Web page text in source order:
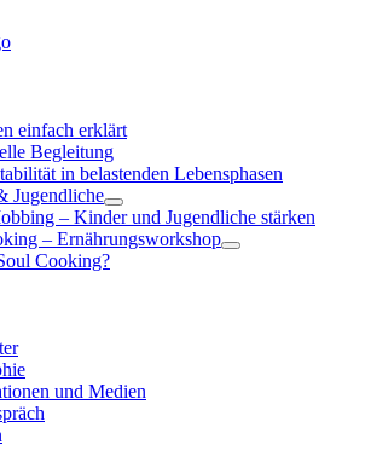
einfach erklärt
Begleitung
in belastenden Lebensphasen
Jugendliche
– Kinder und Jugendliche stärken
– Ernährungsworkshop
Cooking?
und Medien